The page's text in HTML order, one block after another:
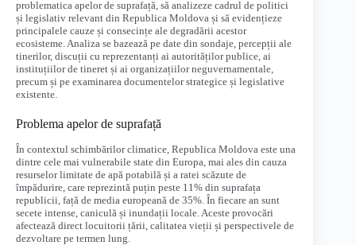
problematica apelor de suprafață, să analizeze cadrul de politici
și legislativ relevant din Republica Moldova și să evidențieze
principalele cauze și consecințe ale degradării acestor
ecosisteme. Analiza se bazează pe date din sondaje, percepții ale
tinerilor, discuții cu reprezentanți ai autorităților publice, ai
instituțiilor de tineret și ai organizațiilor neguvernamentale,
precum și pe examinarea documentelor strategice și legislative
existente.
Problema apelor de suprafață
În contextul schimbărilor climatice, Republica Moldova este una
dintre cele mai vulnerabile state din Europa, mai ales din cauza
resurselor limitate de apă potabilă și a ratei scăzute de
împădurire, care reprezintă puțin peste 11% din suprafața
republicii, față de media europeană de 35%. În fiecare an sunt
secete intense, caniculă și inundații locale. Aceste provocări
afectează direct locuitorii țării, calitatea vieții și perspectivele de
dezvoltare pe termen lung.